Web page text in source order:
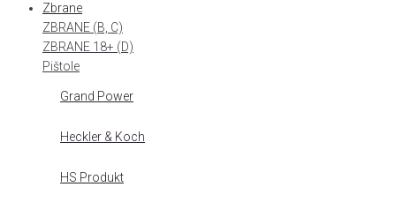
Zbrane
ZBRANE (B, C)
ZBRANE 18+ (D)
Pištole
Grand Power
Heckler & Koch
HS Produkt